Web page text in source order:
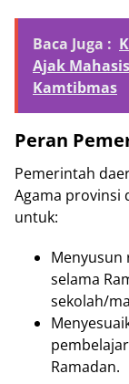
Baca Juga :
Ajak
Kamtibmas
Peran
Pemerintah
Agama provinsi
untuk:
Menyusun
selama
sekolah/
Ramadan.